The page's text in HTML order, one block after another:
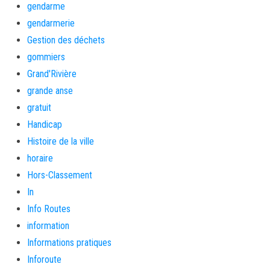
gendarme
gendarmerie
Gestion des déchets
gommiers
Grand'Rivière
grande anse
gratuit
Handicap
Histoire de la ville
horaire
Hors-Classement
In
Info Routes
information
Informations pratiques
Inforoute